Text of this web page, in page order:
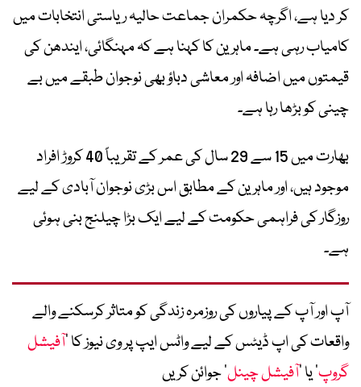
کر دیا ہے، اگرچہ حکمران جماعت حالیہ ریاستی انتخابات میں
کامیاب رہی ہے۔ ماہرین کا کہنا ہے کہ مہنگائی، ایندھن کی
قیمتوں میں اضافہ اور معاشی دباؤ بھی نوجوان طبقے میں بے
چینی کو بڑھا رہا ہے۔
بھارت میں 15 سے 29 سال کی عمر کے تقریباً 40 کروڑ افراد
موجود ہیں، اور ماہرین کے مطابق اس بڑی نوجوان آبادی کے لیے
روزگار کی فراہمی حکومت کے لیے ایک بڑا چیلنج بنی ہوئی
ہے۔
آپ اور آپ کے پیاروں کی روزمرہ زندگی کو متاثر کرسکنے والے
واقعات کی اپ ڈیٹس کے لیے واٹس ایپ پر وی نیوز کا ’آفیشل
گروپ‘ یا ’آفیشل چینل‘ جوائن کریں